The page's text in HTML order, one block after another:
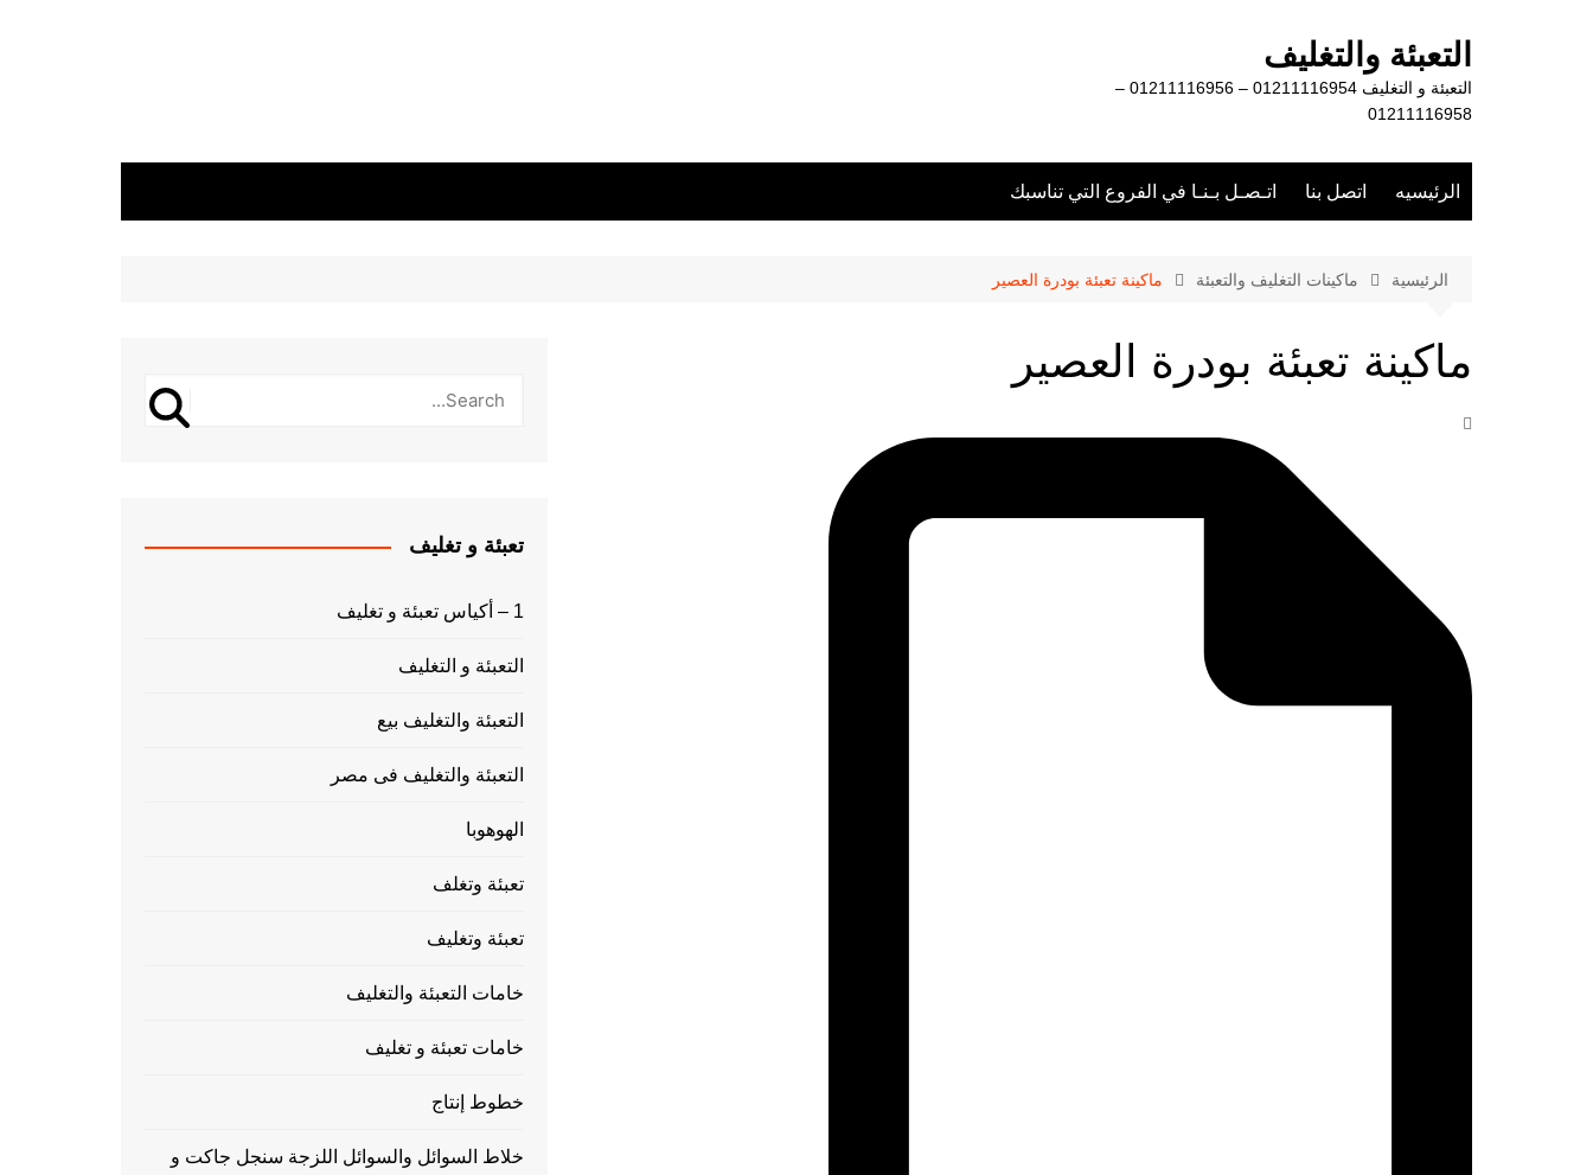
التعبئة والتغليف
التعبئة و التغليف 01211116954 – 01211116956 –
01211116958
الرئيسيه اتصل بنا اتـصـل بـنـا في الفروع التي تناسبك
الرئيسية ماكينات التغليف والتعبئة ماكينة تعبئة بودرة العصير
ماكينة تعبئة بودرة العصير
تعبئة و تغليف
1 – أكياس تعبئة و تغليف
التعبئة و التغليف
التعبئة والتغليف بيع
التعبئة والتغليف فى مصر
الهوهوبا
تعبئة وتغلف
تعبئة وتغليف
خامات التعبئة والتغليف
خامات تعبئة و تغليف
خطوط إنتاج
خلاط السوائل والسوائل اللزجة سنجل جاكت و